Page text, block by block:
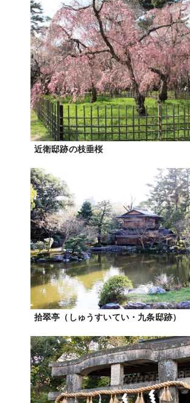
近衛邸跡の枝垂桜
拾翠亭（しゅうすいてい・九条邸跡）